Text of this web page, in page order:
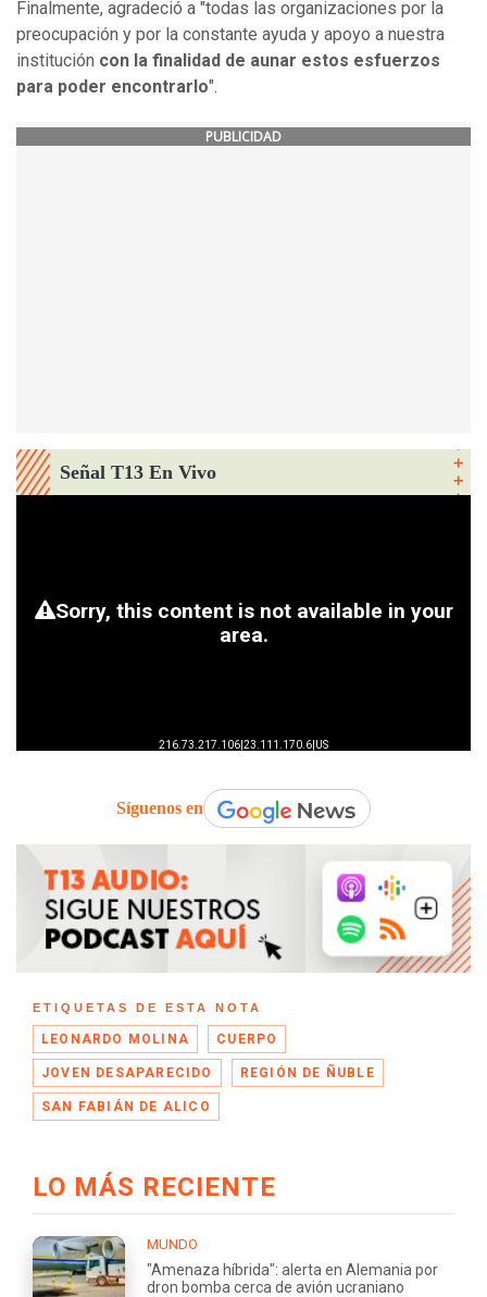
Finalmente, agradeció a "todas las organizaciones por la
preocupación y por la constante ayuda y apoyo a nuestra
institución con la finalidad de aunar estos esfuerzos
para poder encontrarlo".
PUBLICIDAD
Señal T13 En Vivo
Síguenos en
ETIQUETAS DE ESTA NOTA
LEONARDO MOLINA CUERPO
JOVEN DESAPARECIDO REGIÓN DE ÑUBLE
SAN FABIÁN DE ALICO
LO MÁS RECIENTE
MUNDO
"Amenaza híbrida": alerta en Alemania por
dron bomba cerca de avión ucraniano